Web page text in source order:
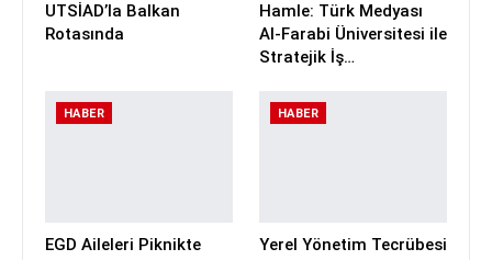
UTSİAD’la Balkan
Rotasında
Hamle: Türk Medyası
Al-Farabi Üniversitesi ile
Stratejik İş…
HABER
EGD Aileleri Piknikte
HABER
Yerel Yönetim Tecrübesi